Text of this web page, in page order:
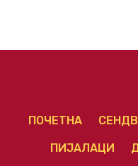
ПОЧЕТНА
ПИЈАЛАЦИ